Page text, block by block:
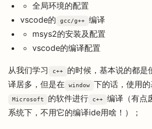
全局环境的配置
vscode的
gcc/g++
编译
msys2的安装及配置
vscode的编译配置
从我们学习 c++ 的时候，基本说的都是
译居多，但是在
window 下的话，使用
Microsoft 的软件进行 c++
编译（有点
系统下，不用它的编译ide用啥！）；